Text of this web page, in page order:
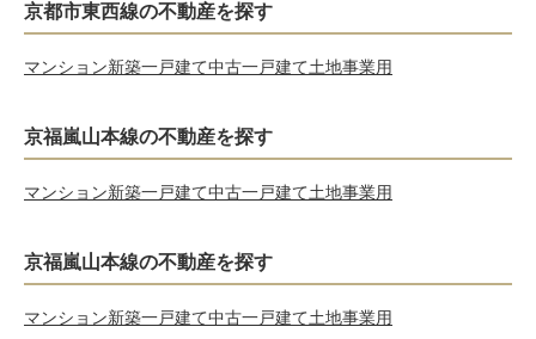
京都市東西線の不動産を探す
マンション新築一戸建て中古一戸建て土地事業用
京福嵐山本線の不動産を探す
マンション新築一戸建て中古一戸建て土地事業用
京福嵐山本線の不動産を探す
マンション新築一戸建て中古一戸建て土地事業用